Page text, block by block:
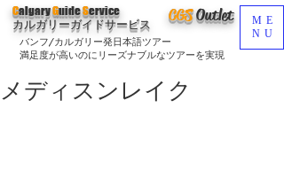
CGSOutlet
バンフ/カルガリー発日本語ツアー
満足度が高いのにリーズナブルなツアーを実現
CalgaryGuideService
カルガリーガイドサービス
ME
NU
メディスンレイク